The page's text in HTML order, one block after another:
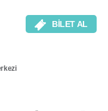
BİLET AL